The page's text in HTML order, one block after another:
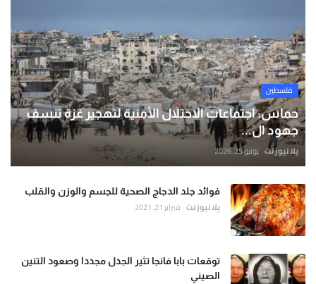
فلسطين
حماس: اجتماعات الاحتلال الأمنية لتهجير غزة تنسف
جهود ال...
يلا نيوز نت يونيو 25, 2026
فوائد جلد الدجاج الصحية للجسم والوزن والقلب
يلا نيوز نت فبراير 21, 2021
توقعات بابا فانجا تثير الجدل مجددا وصعود التنين
الصيني